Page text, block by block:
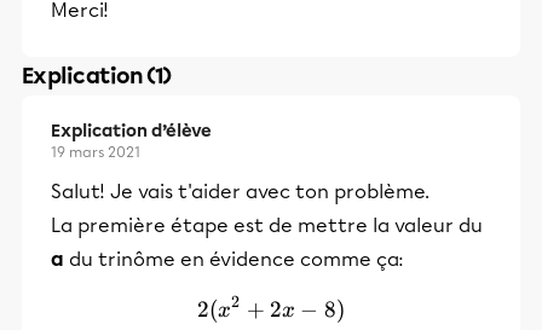
Merci!
Explication (1)
Explication d’élève
19 mars 2021
Salut! Je vais t'aider avec ton problème.
La première étape est de mettre la valeur du
a du trinôme en évidence comme ça:
2(x^2 + 2x - 8)
2(x2 + 2x − 8)